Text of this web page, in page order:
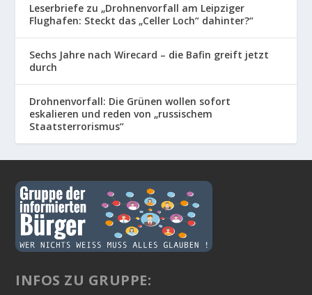
Leserbriefe zu „Drohnenvorfall am Leipziger
Flughafen: Steckt das „Celler Loch“ dahinter?“
Sechs Jahre nach Wirecard – die Bafin greift jetzt
durch
Drohnenvorfall: Die Grünen wollen sofort
eskalieren und reden von „russischem
Staatsterrorismus“
INFOS ZU GRUPPE: